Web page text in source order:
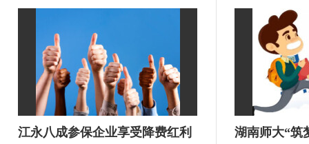
江永八成参保企业享受降费红利
湖南师大“筑